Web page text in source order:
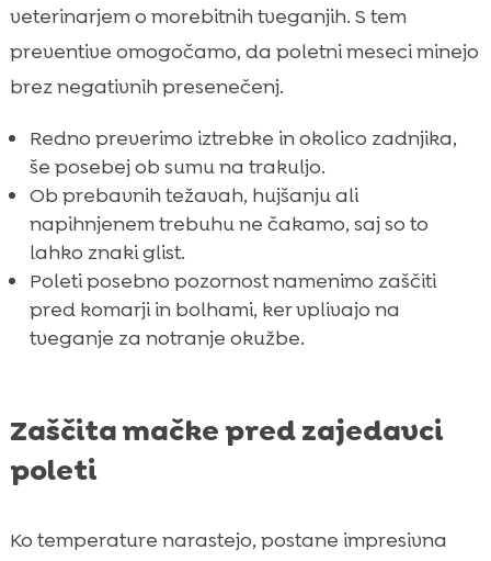
veterinarjem o morebitnih tveganjih. S tem
preventive omogočamo, da poletni meseci minejo
brez negativnih presenečenj.
Redno preverimo iztrebke in okolico zadnjika,
še posebej ob sumu na trakuljo.
Ob prebavnih težavah, hujšanju ali
napihnjenem trebuhu ne čakamo, saj so to
lahko znaki glist.
Poleti posebno pozornost namenimo zaščiti
pred komarji in bolhami, ker vplivajo na
tveganje za notranje okužbe.
Zaščita mačke pred zajedavci
poleti
Ko temperature narastejo, postane impresivna